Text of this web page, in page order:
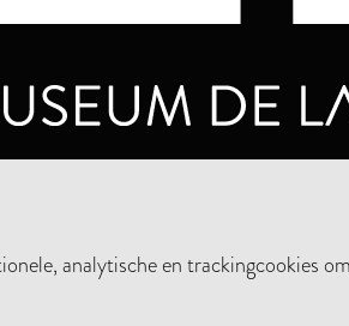
analytische en trackingcookies